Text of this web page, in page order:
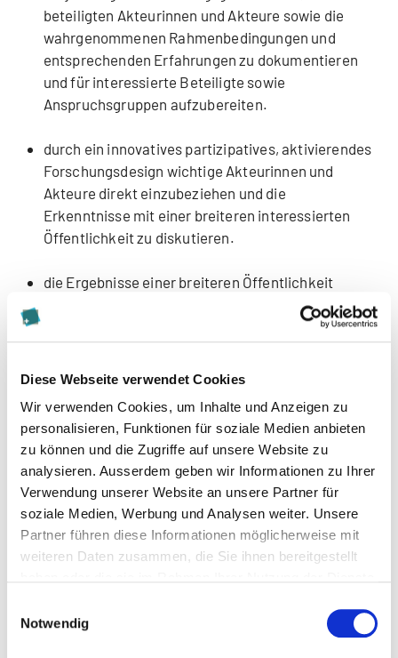
Diese Webseite verwendet Cookies
Wir verwenden Cookies, um Inhalte und Anzeigen zu
personalisieren, Funktionen für soziale Medien anbieten
zu können und die Zugriffe auf unsere Website zu
analysieren. Ausserdem geben wir Informationen zu Ihrer
Verwendung unserer Website an unsere Partner für
soziale Medien, Werbung und Analysen weiter. Unsere
Partner führen diese Informationen möglicherweise mit
weiteren Daten zusammen, die Sie ihnen bereitgestellt
Notwendig
beteiligten Akteurinnen und Akteure sowie die
wahrgenommenen Rahmenbedingungen und
entsprechenden Erfahrungen zu dokumentieren
und für interessierte Beteiligte sowie
Anspruchsgruppen aufzubereiten.
durch ein innovatives partizipatives, aktivierendes
Forschungsdesign wichtige Akteurinnen und
Akteure direkt einzubeziehen und die
Erkenntnisse mit einer breiteren interessierten
Öffentlichkeit zu diskutieren.
die Ergebnisse einer breiteren Öffentlichkeit
Careum Forschung: Prof. Dr. Ulrich Otto, Anna
Hegedüs
ETH Wohnforum/ETH CASE: Dr. M. Hugentobler, E.
Wurster, N. Hilti, R. Boguska (Departement
Architektur ETH Zürich)
Drittmittel
Heinrich und Erna Walder-Stiftung, Zürich